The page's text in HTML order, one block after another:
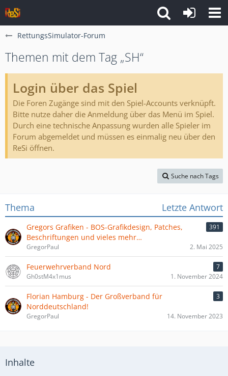
RettungsSimulator-Forum
Themen mit dem Tag „SH“
Login über das Spiel
Die Foren Zugänge sind mit den Spiel-Accounts verknüpft.
Bitte nutze daher die Anmeldung über das Menü im Spiel.
Durch eine technische Anpassung wurden alle Spieler im
Forum abgemeldet und müssen es einmalig neu über den
ReSi öffnen.
Suche nach Tags
Thema Letzte Antwort
Gregors Grafiken - BOS-Grafikdesign, Patches,
Beschriftungen und vieles mehr…
391
GregorPaul 2. Mai 2025
Feuerwehrverband Nord
7
Gh0stM4x1mus
1. November 2024
Florian Hamburg - Der Großverband für
Norddeutschland!
3
GregorPaul 14. November 2023
Inhalte